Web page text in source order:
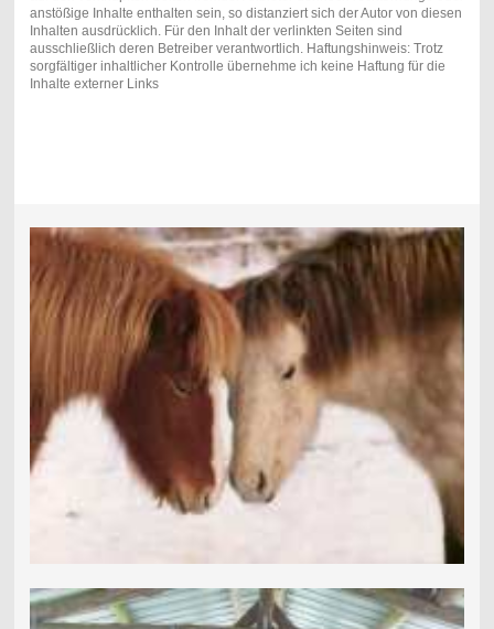
anstößige Inhalte enthalten sein, so distanziert sich der Autor von diesen
Inhalten ausdrücklich. Für den Inhalt der verlinkten Seiten sind
ausschließlich deren Betreiber verantwortlich. Haftungshinweis: Trotz
sorgfältiger inhaltlicher Kontrolle übernehme ich keine Haftung für die
Inhalte externer Links